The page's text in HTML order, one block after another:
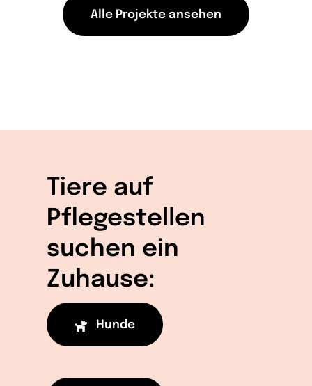
Alle Projekte ansehen
Tiere auf
Pflegestellen
suchen ein
Zuhause:
Hunde